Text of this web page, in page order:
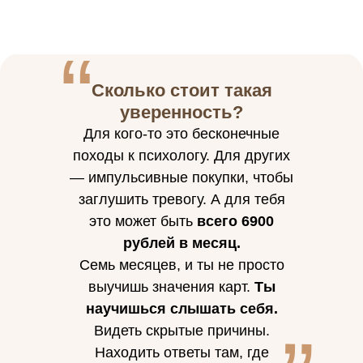
“
“
Сколько стоит такая
уверенность?
Для кого-то это бесконечные
походы к психологу. Для других
— импульсивные покупки, чтобы
заглушить тревогу. А для тебя
это может быть всего 6900
рублей в месяц.
Семь месяцев, и ты не просто
выучишь значения карт. Ты
научишься слышать себя.
Видеть скрытые причины.
Находить ответы там, где